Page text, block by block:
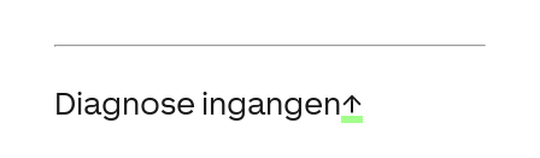
Diagnose ingangen↑